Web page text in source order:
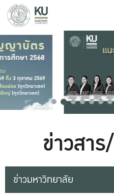
ข่าวสา
ข่าวมหาวิทยาลัย